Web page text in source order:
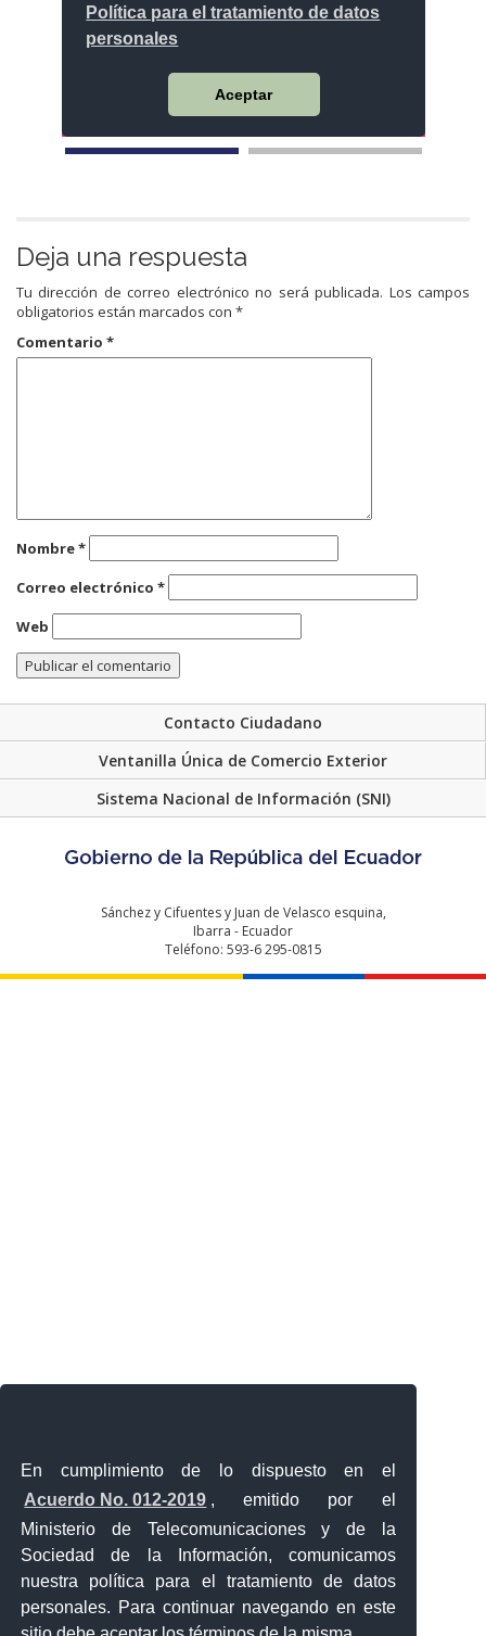
En cumplimiento de lo dispuesto en el
Acuerdo No. 012-2019 , emitido por el
Ministerio de Telecomunicaciones y de la
Sociedad de la Información, comunicamos
nuestra política para el tratamiento de datos
personales. Para continuar navegando en este
Deja una respuesta
Tu dirección de correo electrónico no será publicada. Los campos
obligatorios están marcados con *
Comentario *
Nombre*
Correo electrónico *
Web
Contacto Ciudadano
Ventanilla Única de Comercio Exterior
Sistema Nacional de Información (SNI)
Sánchez y Cifuentes y Juan de Velasco esquina,
Ibarra - Ecuador
Teléfono: 593-6 295-0815